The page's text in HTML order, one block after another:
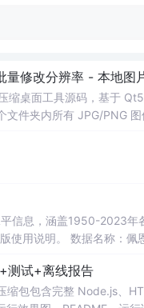
修改分辨率 - 本地图
桌面工具源码，基于
件夹内所有 JPG/PNG
像绘图、文件目录遍历
件 IO、进度条交互的开发
文件大小格式化转换全套
； 自定义输出宽高分辨
； 自定义输出保存目录
块化代码，功能拆分清
平台可直接编译运行
测试+离线报告
缩包包含完整 Node.js、